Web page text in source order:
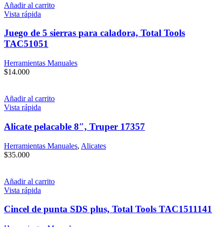
Añadir al carrito
Vista rápida
Juego de 5 sierras para caladora, Total Tools
TAC51051
Herramientas Manuales
$14.000
Añadir al carrito
Vista rápida
Alicate pelacable 8″, Truper 17357
Herramientas Manuales, Alicates
$35.000
Añadir al carrito
Vista rápida
Cincel de punta SDS plus, Total Tools TAC1511141